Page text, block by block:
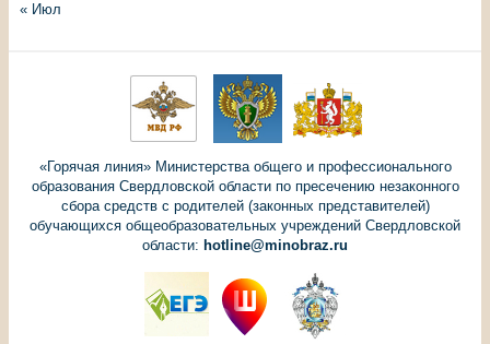
« Июл
«Горячая линия» Министерства общего и профессионального
образования Свердловской области по пресечению незаконного
сбора средств с родителей (законных представителей)
обучающихся общеобразовательных учреждений Свердловской
области: hotline@minobraz.ru